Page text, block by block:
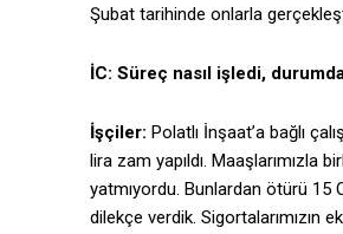
Şubat tarihinde onlarla
İC: Süreç nasıl işledi,
İşçiler: Polatlı İnşaat’a bağlı
lira zam yapıldı. Maaşlarımızla
yatmıyordu. Bunlardan ötürü 15
dilekçe verdik. Sigortalarımızın